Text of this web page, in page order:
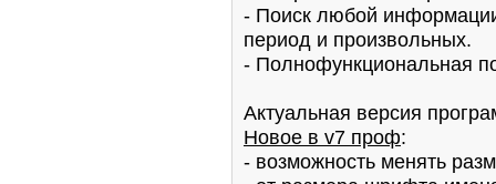
- Поиск любой
период и произвольных.
- Полнофункциональная
Актуальная версия
Новое в v7 проф:
- возможность менять